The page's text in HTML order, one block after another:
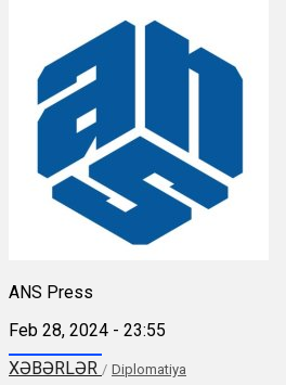
ANS Press
Feb 28, 2024 - 23:55
XƏBƏRLƏR / Diplomatiya